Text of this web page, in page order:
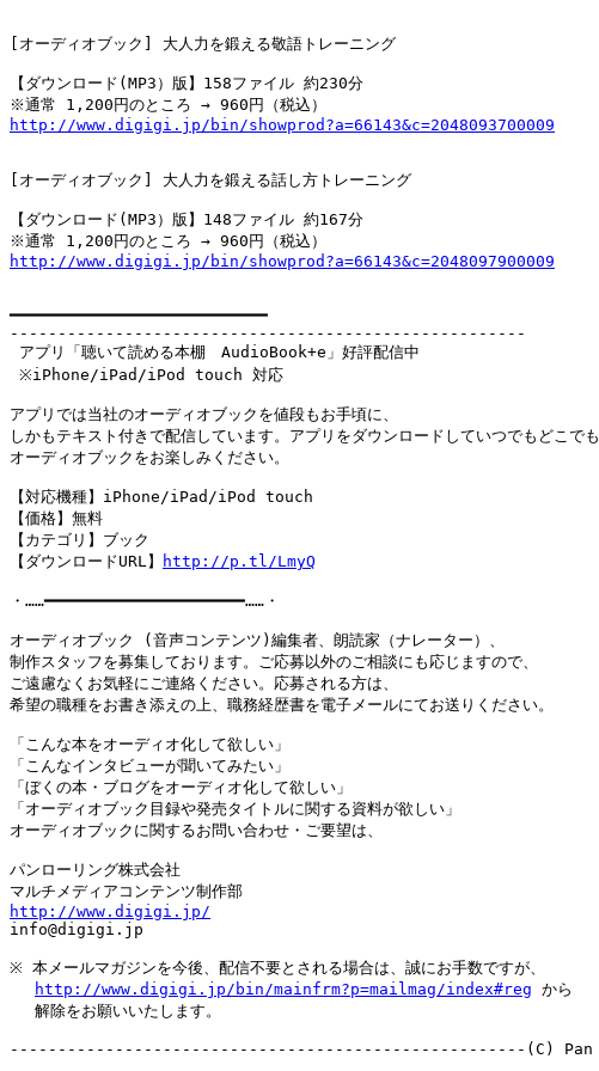
[オーディオブック] 大人力を鍛える敬語トレーニング
【ダウンロード(MP3）版】158ファイル 約230分
http://www.digigi.jp/bin/showprod?a=66143&c=2048093700009
[オーディオブック] 大人力を鍛える話し方トレーニング
【ダウンロード(MP3）版】148ファイル 約167分
http://www.digigi.jp/bin/showprod?a=66143&c=2048097900009
━━━━━━━━━━━━━━━━━━━━━━━━━━━
------------------------------------------------------
アプリ「聴いて読める本棚　AudioBook+e」好評配信中
※iPhone/iPad/iPod touch 対応
アプリでは当社のオーディオブックを値段もお手頃に、
しかもテキスト付きで配信しています。アプリをダウンロードしていつでもどこでも
オーディオブックをお楽しみください。
【対応機種】iPhone/iPad/iPod touch
【価格】無料
【カテゴリ】ブック
【ダウンロードURL】
http://p.tl/LmyQ
・……━━━━━━━━━━━━━━━━━━━━━……・
オーディオブック (音声コンテンツ)編集者、朗読家（ナレーター）、
制作スタッフを募集しております。ご応募以外のご相談にも応じますので、
ご遠慮なくお気軽にご連絡ください。応募される方は、
希望の職種をお書き添えの上、職務経歴書を電子メールにてお送りください。
「こんな本をオーディオ化して欲しい」
「こんなインタビューが聞いてみたい」
「ぼくの本・ブログをオーディオ化して欲しい」
「オーディオブック目録や発売タイトルに関する資料が欲しい」
オーディオブックに関するお問い合わせ・ご要望は、
パンローリング株式会社
http://www.digigi.jp/
info@digigi.jp
※ 本メールマガジンを今後、配信不要とされる場合は、誠にお手数ですが、
http://www.digigi.jp/bin/mainfrm?p=mailmag/index#reg から
解除をお願いいたします。